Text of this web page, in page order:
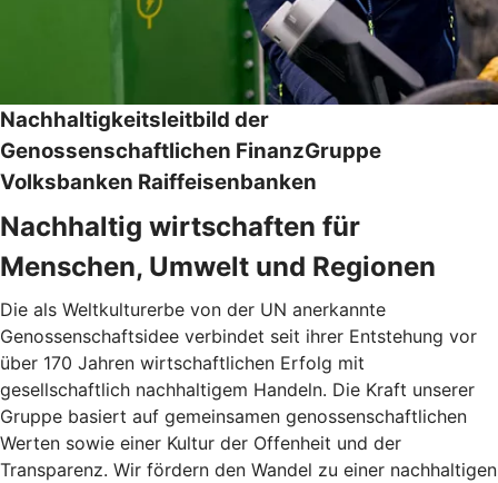
Nachhaltigkeitsleitbild der
Genossenschaftlichen FinanzGruppe
Volksbanken Raiffeisenbanken
Nachhaltig wirtschaften für
Menschen, Umwelt und Regionen
Die als Weltkulturerbe von der UN anerkannte
Genossenschaftsidee verbindet seit ihrer Entstehung vor
über 170 Jahren wirtschaftlichen Erfolg mit
gesellschaftlich nachhaltigem Handeln. Die Kraft unserer
Gruppe basiert auf gemeinsamen genossenschaftlichen
Werten sowie einer Kultur der Offenheit und der
Transparenz. Wir fördern den Wandel zu einer nachhaltigen